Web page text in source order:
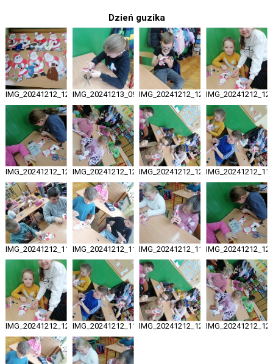
Dzień guzika
IMG_20241212_121925_resized_20241215_085217904
IMG_20241213_094321_resized_20241215_085217571
IMG_20241212_120709_resized_20241215_085216501
IMG_20241212_120040_resized_20241215_084924650
IMG_20241212_115921_resized_20241215_084923270
IMG_20241212_115005_resized_20241215_084922867
IMG_20241212_120722_resized_20241215_084420214
IMG_20241212_115954_resized_20241215_084418710